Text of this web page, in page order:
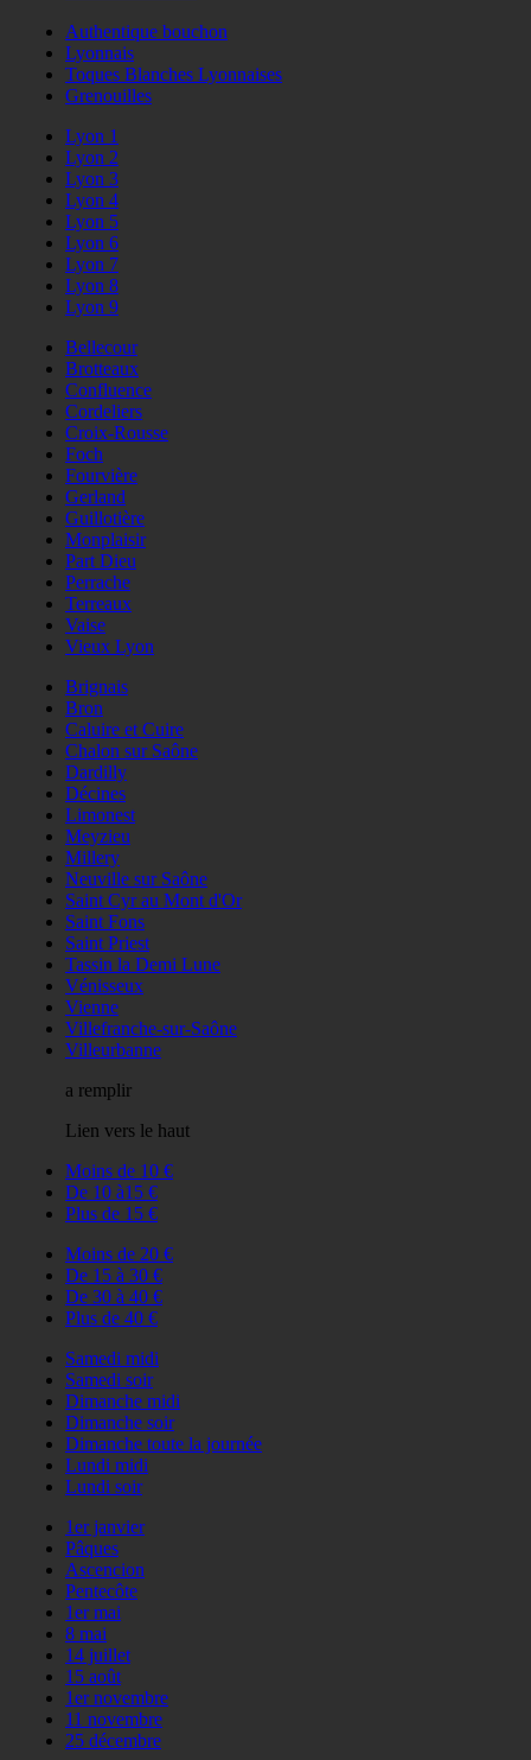
Authentique bouchon
Lyonnais
Toques Blanches Lyonnaises
Grenouilles
Lyon 1
Lyon 2
Lyon 3
Lyon 4
Lyon 5
Lyon 6
Lyon 7
Lyon 8
Lyon 9
Bellecour
Brotteaux
Confluence
Cordeliers
Croix-Rousse
Foch
Fourvière
Gerland
Guillotière
Monplaisir
Part Dieu
Perrache
Terreaux
Vaise
Vieux Lyon
Brignais
Bron
Caluire et Cuire
Chalon sur Saône
Dardilly
Décines
Limonest
Meyzieu
Millery
Neuville sur Saône
Saint Cyr au Mont d'Or
Saint Fons
Saint Priest
Tassin la Demi Lune
Vénisseux
Vienne
Villefranche-sur-Saône
Villeurbanne
a remplir
Lien vers le haut
Moins de 10 €
De 10 à15 €
Plus de 15 €
Moins de 20 €
De 15 à 30 €
De 30 à 40 €
Plus de 40 €
Samedi midi
Samedi soir
Dimanche midi
Dimanche soir
Dimanche toute la journée
Lundi midi
Lundi soir
1er janvier
Pâques
Ascencion
Pentecôte
1er mai
8 mai
14 juillet
15 août
1er novembre
11 novembre
25 décembre